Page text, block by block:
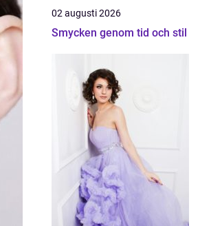
02 augusti 2026
Smycken genom tid och stil